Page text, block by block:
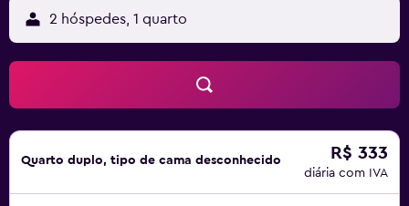
2 hóspedes, 1 quarto
Quarto duplo, tipo de cama desconhecido R$ 333
diária com IVA